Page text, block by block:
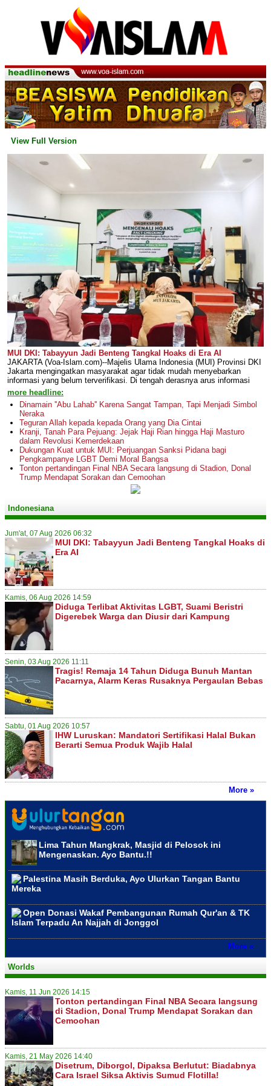
View Full Version
MUI DKI: Tabayyun Jadi Benteng Tangkal Hoaks di Era AI
JAKARTA (Voa-Islam.com)--Majelis Ulama Indonesia (MUI) Provinsi DKI
Jakarta mengingatkan masyarakat agar tidak mudah menyebarkan
informasi yang belum terverifikasi. Di tengah derasnya arus informasi
more headline:
Dinamain ''Abu Lahab'' Karena Sangat Tampan, Tapi Menjadi Simbol
Neraka
Teguran Allah kepada kepada Orang yang Dia Cintai
Kranji, Tanah Para Pejuang: Jejak Haji Rian hingga Haji Masturo
dalam Revolusi Kemerdekaan
Dukungan Kuat untuk MUI: Perjuangan Sanksi Pidana bagi
Pengkampanye LGBT Demi Moral Bangsa
Tonton pertandingan Final NBA Secara langsung di Stadion, Donal
Trump Mendapat Sorakan dan Cemoohan
Indonesiana
Jum'at, 07 Aug 2026 06:32
MUI DKI: Tabayyun Jadi Benteng Tangkal Hoaks di
Era AI
Kamis, 06 Aug 2026 14:59
Diduga Terlibat Aktivitas LGBT, Suami Beristri
Digerebek Warga dan Diusir dari Kampung
Senin, 03 Aug 2026 11:11
Tragis! Remaja 14 Tahun Diduga Bunuh Mantan
Pacarnya, Alarm Keras Rusaknya Pergaulan Bebas
Sabtu, 01 Aug 2026 10:57
IHW Luruskan: Mandatori Sertifikasi Halal Bukan
Berarti Semua Produk Wajib Halal
More »
Lima Tahun Mangkrak, Masjid di Pelosok ini
Mengenaskan. Ayo Bantu.!!
Palestina Masih Berduka, Ayo Ulurkan Tangan Bantu
Mereka
Open Donasi Wakaf Pembangunan Rumah Qur'an & TK
Islam Terpadu An Najjah di Jonggol
More »
Worlds
Kamis, 11 Jun 2026 14:15
Tonton pertandingan Final NBA Secara langsung
di Stadion, Donal Trump Mendapat Sorakan dan
Cemoohan
Kamis, 21 May 2026 14:40
Disetrum, Diborgol, Dipaksa Berlutut: Biadabnya
Cara Israel Siksa Aktivis Sumud Flotilla!